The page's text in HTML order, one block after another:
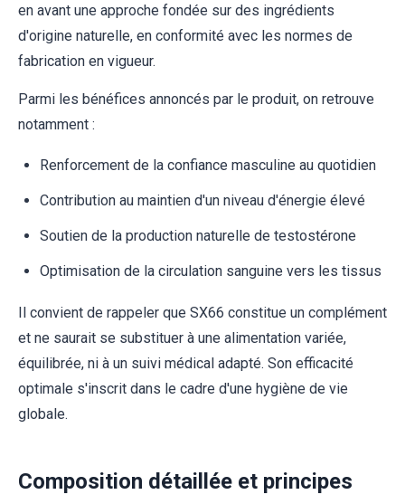
en avant une approche fondée sur des ingrédients
d'origine naturelle, en conformité avec les normes de
fabrication en vigueur.
Parmi les bénéfices annoncés par le produit, on retrouve
notamment :
Renforcement de la confiance masculine au quotidien
Contribution au maintien d'un niveau d'énergie élevé
Soutien de la production naturelle de testostérone
Optimisation de la circulation sanguine vers les tissus
Il convient de rappeler que SX66 constitue un complément
et ne saurait se substituer à une alimentation variée,
équilibrée, ni à un suivi médical adapté. Son efficacité
optimale s'inscrit dans le cadre d'une hygiène de vie
globale.
Composition détaillée et principes